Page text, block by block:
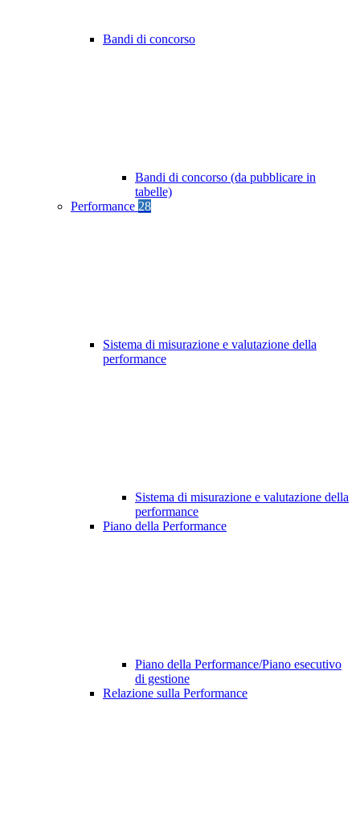
Bandi di concorso
Bandi di concorso (da pubblicare in
tabelle)
Performance 28
Sistema di misurazione e valutazione della
performance
Sistema di misurazione e valutazione della
performance
Piano della Performance
Piano della Performance/Piano esecutivo
di gestione
Relazione sulla Performance